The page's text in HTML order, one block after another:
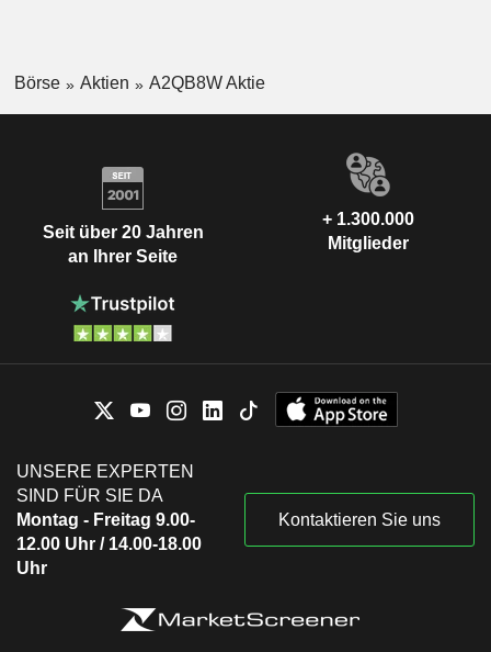
Börse Aktien A2QB8W Aktie
Seit über 20 Jahren
an Ihrer Seite
+ 1.300.000
Mitglieder
UNSERE EXPERTEN
SIND FÜR SIE DA
Montag - Freitag 9.00-
12.00 Uhr / 14.00-18.00
Uhr
Kontaktieren Sie uns